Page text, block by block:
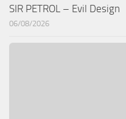
SIR PETROL – Evil Design
06/08/2026